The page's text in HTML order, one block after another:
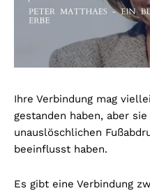
Ihre Verbindung mag
gestanden haben, aber
unauslöschlichen
beeinflusst haben.
Es gibt eine Verbindung